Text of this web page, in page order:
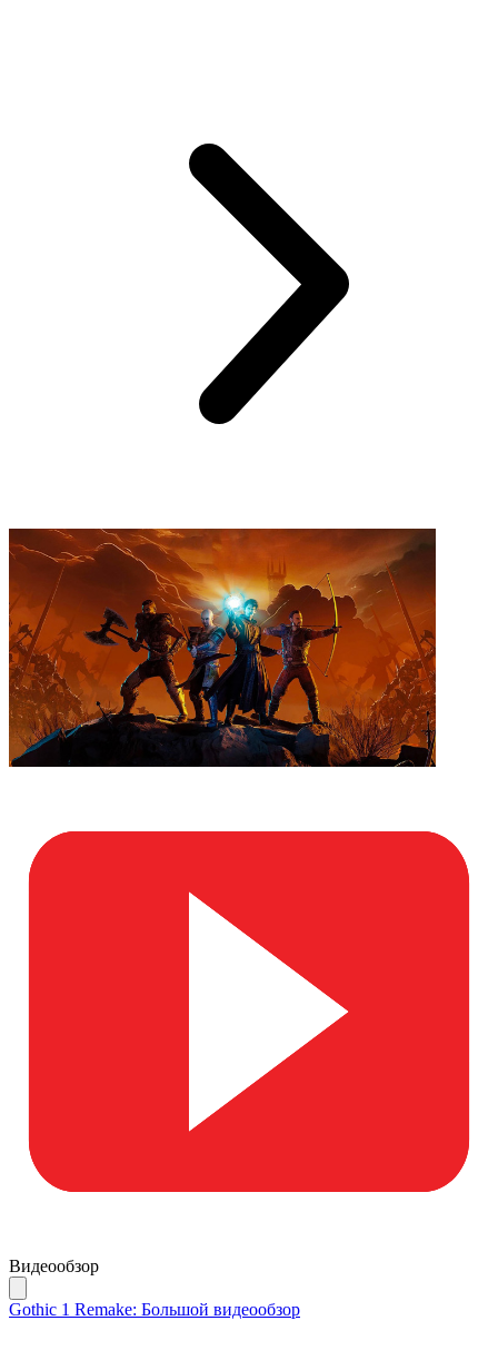
Видеообзор
Gothic 1 Remake: Большой видеообзор